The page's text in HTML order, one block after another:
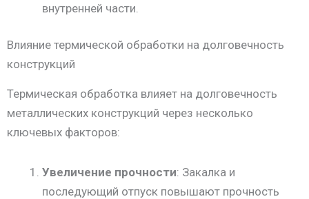
внутренней части.
Влияние термической обработки на долговечность
конструкций
Термическая обработка влияет на долговечность
металлических конструкций через несколько
ключевых факторов:
Увеличение прочности: Закалка и
последующий отпуск повышают прочность